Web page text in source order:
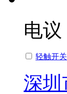
电议
轻触开
深圳